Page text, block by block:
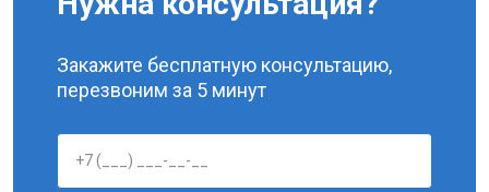
Закажите бесплатную консультацию,
перезвоним за 5 минут